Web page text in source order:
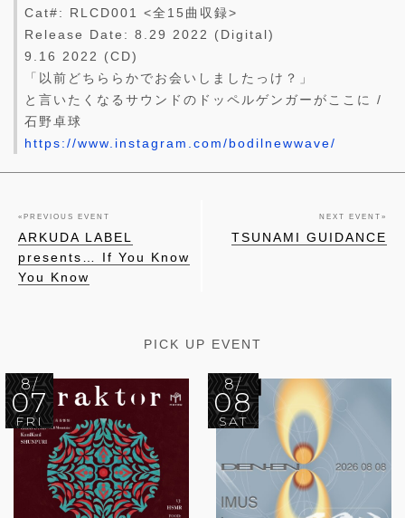
Cat#: RLCD001 <全15曲収録>
Release Date: 8.29 2022 (Digital)
9.16 2022 (CD)
「以前どちららかでお会いしましたっけ？」
と言いたくなるサウンドのドッペルゲンガーがここに /
石野卓球
https://www.instagram.com/bodilnewwave/
« PREVIOUS EVENT
ARKUDA LABEL
presents… If You Know
You Know
NEXT EVENT »
TSUNAMI GUIDANCE
PICK UP EVENT
8/
07
FRI
8/
08
SAT